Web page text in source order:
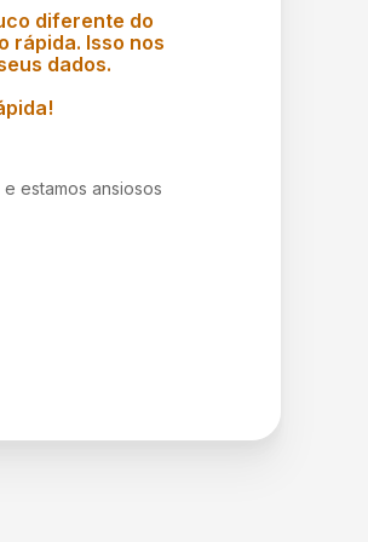
diferente do
rápida. Isso nos
dados.
estamos ansiosos